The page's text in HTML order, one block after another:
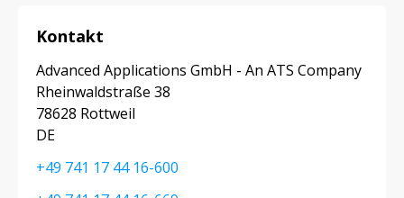
Kontakt
Advanced Applications GmbH - An ATS Company
Rheinwaldstraße 38
78628 Rottweil
DE
+49 741 17 44 16-600